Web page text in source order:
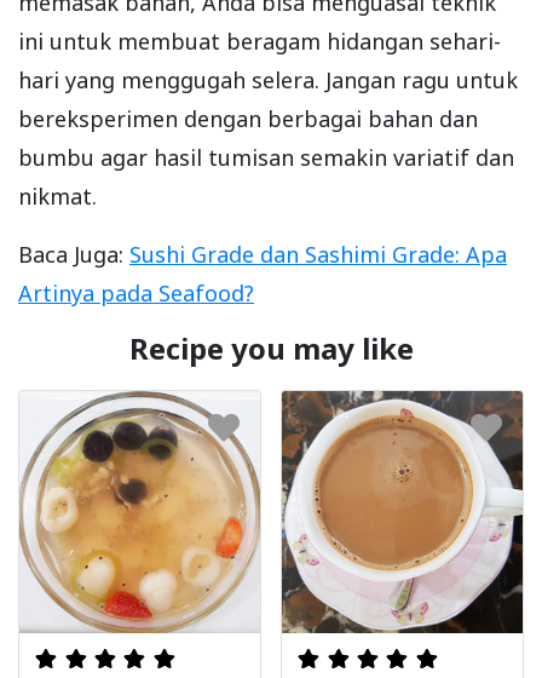
ini untuk membuat beragam hidangan sehari-
hari yang menggugah selera. Jangan ragu untuk
bereksperimen dengan berbagai bahan dan
bumbu agar hasil tumisan semakin variatif dan
nikmat.
Baca Juga: Sushi Grade dan Sashimi Grade: Apa
Artinya pada Seafood?
Recipe you may like